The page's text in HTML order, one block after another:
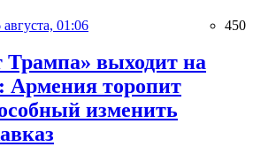
августа, 01:06 450
выходит на
Армения торопит
изменить